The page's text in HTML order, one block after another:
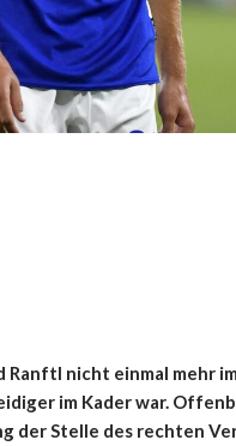
nicht einmal mehr
im Kader war.
der Stelle des rechten